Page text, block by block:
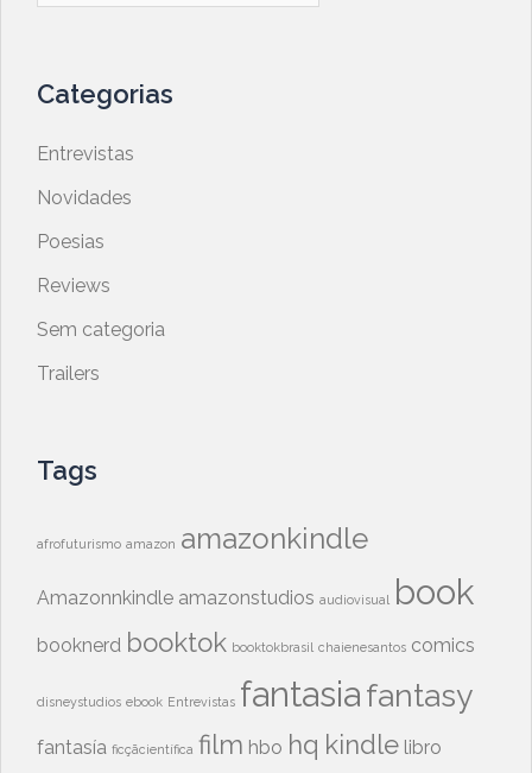
Categorias
Entrevistas
Novidades
Poesias
Reviews
Sem categoria
Trailers
Tags
afrofuturismo amazon amazonkindle
Amazonnkindle amazonstudios audiovisual book
booknerd booktok booktokbrasil chaienesantos comics
disneystudios ebook Entrevistas fantasiafantasy
fantasía ficçãcientífica film hbo hq kindle libro